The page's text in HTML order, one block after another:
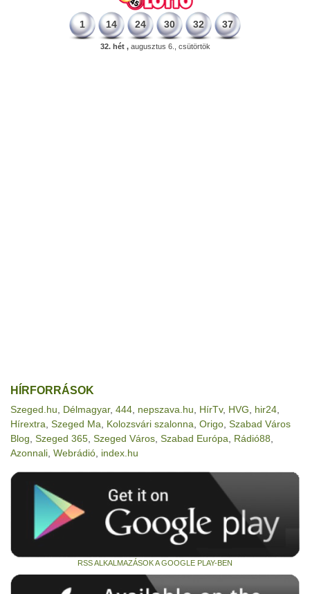
1 14 24 30 32 37
32. hét ,augusztus 6., csütörtök
HÍRFORRÁSOK
Szeged.hu Délmagyar, 444 nepszava.hu HírTv, HVG hir24
Hírextra Szeged Ma Kolozsvári szalonna Origo Szabad Város
Blog Szeged 365 Szeged Város Szabad Európa Rádió88
Azonnali Webrádió index.hu
RSS ALKALMAZÁSOK A GOOGLE PLAY-BEN